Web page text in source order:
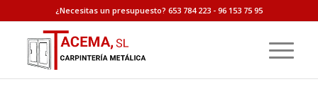
¿Necesitas un presupuesto? 653 784 223 - 96 153 75 95